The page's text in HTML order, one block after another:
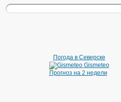
Погода в Северске
Gismeteo
Прогноз на 2 недели